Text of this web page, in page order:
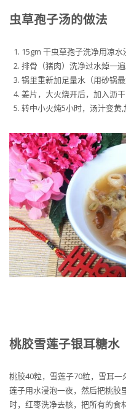
虫草孢子汤的做法
15gm 干虫草孢子洗净用凉水
排骨（猪肉）洗净过水焯一遍
锅里重新加足量水（用砂锅
姜片，大火烧开后，加入沥干
转中小火炖5小时，汤汁变黄,
桃胶雪莲子银耳糖水
桃胶40粒，雪莲子70粒，雪耳
莲子用水浸泡一夜，然后把桃胶
时，红枣洗净去核，把所有的食